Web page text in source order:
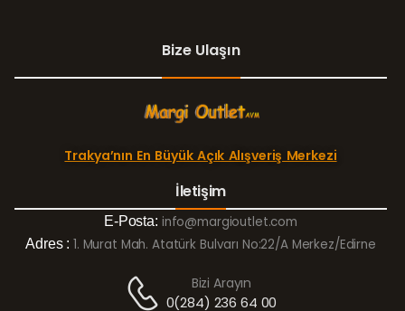
Bize Ulaşın
Trakya’nın En Büyük Açık Alışveriş Merkezi
İletişim
E-Posta: info@margioutlet.com
Adres : 1. Murat Mah. Atatürk Bulvarı No:22/A Merkez/Edirne
Bizi Arayın
0(284) 236 64 00